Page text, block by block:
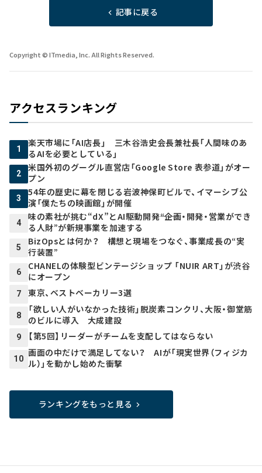
記事に戻る
Copyright © ITmedia, Inc. All Rights Reserved.
アクセスランキング
1
楽天市場に「AI店長」 三木谷浩史会長兼社長「人間味のあ
るAIを必要としている」
2
米国外初のグーグル直営店「Google Store 表参道」がオー
プン
3
54年の歴史に幕を閉じる岩波神保町ビルで、イマーシブ公
演「僕たちの映画館」が開催
4
味の素社が挑む“dX”とAI駆動開発――“企画・開発・営業ができ
る人財”が新規事業を加速する
5
BizOpsとは何か？ 構想と現場をつなぐ、事業成長の“実
行装置”
6
CHANELの体験型ビンテージショップ 「NUIR ART」が渋谷
にオープン
7 東京、ベストベーカリー3選
8
「欲しい人がいなかった技術」脱炭素コンクリ、大阪・御堂筋
のビルに導入 大成建設
9 【第5回】リーダーがチームを支配してはならない
10
画面の中だけで満足してない？ AIが「現実世界（フィジカ
ル）」を動かし始めた衝撃
ランキングをもっと見る